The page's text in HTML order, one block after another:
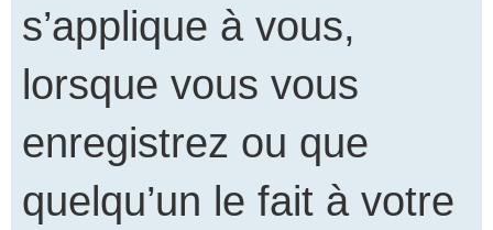
s’applique à vous,
lorsque vous vous
enregistrez ou que
quelqu’un le fait à votre